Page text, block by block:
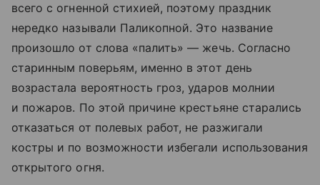
всего с огненной стихией, поэтому праздник
нередко называли Паликопной. Это название
произошло от слова «палить» — жечь. Согласно
старинным поверьям, именно в этот день
возрастала вероятность гроз, ударов молнии
и пожаров. По этой причине крестьяне старались
отказаться от полевых работ, не разжигали
костры и по возможности избегали использования
открытого огня.